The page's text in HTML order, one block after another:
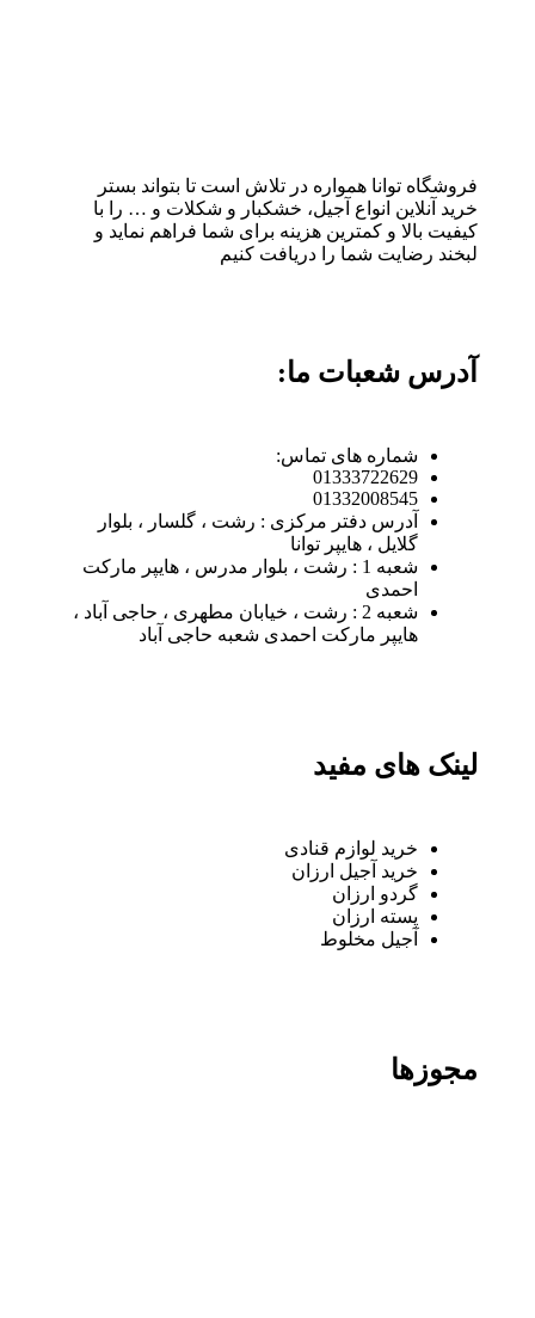
فروشگاه توانا همواره در تلاش است تا بتواند بستر
خرید آنلاین انواع آجیل، خشکبار و شکلات و … را با
کیفیت بالا و کمترین هزینه برای شما فراهم نماید و
لبخند رضایت شما را دریافت کنیم
آدرس شعبات ما:
شماره های تماس:
01333722629
01332008545
آدرس دفتر مرکزی : رشت ، گلسار ، بلوار
گلایل ، هایپر توانا
شعبه 1 : رشت ، بلوار مدرس ، هایپر مارکت
احمدی
شعبه 2 : رشت ، خیابان مطهری ، حاجی آباد ،
هایپر مارکت احمدی شعبه حاجی آباد
لینک های مفید
خرید لوازم قنادی
خرید آجیل ارزان
گردو ارزان
پسته ارزان
آجیل مخلوط
مجوزها